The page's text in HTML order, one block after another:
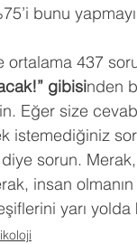
bunu
ortalama 437
gibisinden
Eğer size
istemediğiniz
sorun.
insan
yarı